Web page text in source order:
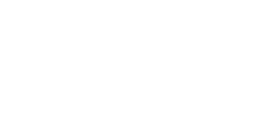
und langlebigen LED-Scheinwerfern. Die hellen
verbrauchen LED-Scheinwerfer weniger Energie